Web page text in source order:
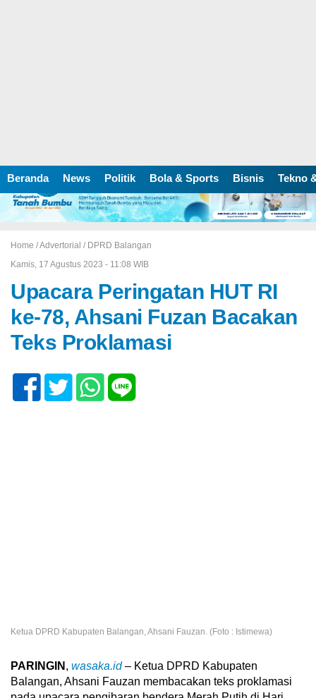
Beranda News Politik Bola & Sports Bisnis Tekno
Home /Advertorial / DPRD Balangan
Kamis, 17 Agustus 2023 - 11:08 WIB
Upacara Peringatan HUT RI
ke-78, Ahsani Fuzan Bacakan
Teks Proklamasi
Ketua DPRD Kabupaten Balangan, Ahsani Fauzan. (Foto : Istimewa)
PARINGIN , wasaka.id– Ketua DPRD Kabupaten
Balangan, Ahsani Fauzan membacakan teks proklamasi